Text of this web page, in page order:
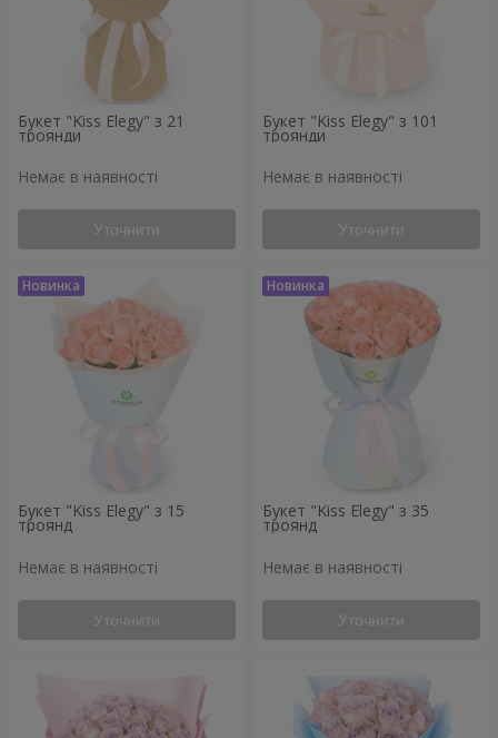
Букет "Kiss Elegy" з 21
троянди
Немає в наявності
Уточнити
Букет "Kiss Elegy" з 101
троянди
Немає в наявності
Уточнити
Букет "Kiss Elegy" з 15
троянд
Немає в наявності
Уточнити
Букет "Kiss Elegy" з 35
троянд
Немає в наявності
Уточнити